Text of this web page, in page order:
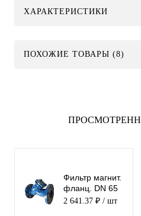
ХАРАКТЕРИСТИКИ
ПОХОЖИЕ ТОВАРЫ (8)
Фильтр магнит.
фланц. DN 65
(КНР)
2 641.37 ₽ / шт